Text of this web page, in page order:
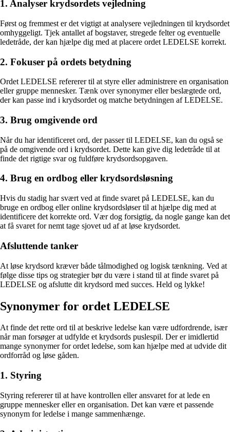
1. Analyser krydsordets vejledning
Først og fremmest er det vigtigt at analysere vejledningen til krydsordet
omhyggeligt. Tjek antallet af bogstaver, stregede felter og eventuelle
ledetråde, der kan hjælpe dig med at placere ordet LEDELSE korrekt.
2. Fokuser på ordets betydning
Ordet LEDELSE refererer til at styre eller administrere en organisation
eller gruppe mennesker. Tænk over synonymer eller beslægtede ord,
der kan passe ind i krydsordet og matche betydningen af LEDELSE.
3. Brug omgivende ord
Når du har identificeret ord, der passer til LEDELSE, kan du også se
på de omgivende ord i krydsordet. Dette kan give dig ledetråde til at
finde det rigtige svar og fuldføre krydsordsopgaven.
4. Brug en ordbog eller krydsordsløsning
Hvis du stadig har svært ved at finde svaret på LEDELSE, kan du
bruge en ordbog eller online krydsordsløser til at hjælpe dig med at
identificere det korrekte ord. Vær dog forsigtig, da nogle gange kan det
at få svaret for nemt tage sjovet ud af at løse krydsordet.
Afsluttende tanker
At løse krydsord kræver både tålmodighed og logisk tænkning. Ved at
følge disse tips og strategier bør du være i stand til at finde svaret på
LEDELSE og afslutte dit krydsord med succes. Held og lykke!
Synonymer for ordet LEDELSE
At finde det rette ord til at beskrive ledelse kan være udfordrende, især
når man forsøger at udfylde et krydsords puslespil. Der er imidlertid
mange synonymer for ordet ledelse, som kan hjælpe med at udvide dit
ordforråd og løse gåden.
1. Styring
Styring refererer til at have kontrollen eller ansvaret for at lede en
gruppe mennesker eller en organisation. Det kan være et passende
synonym for ledelse i mange sammenhænge.